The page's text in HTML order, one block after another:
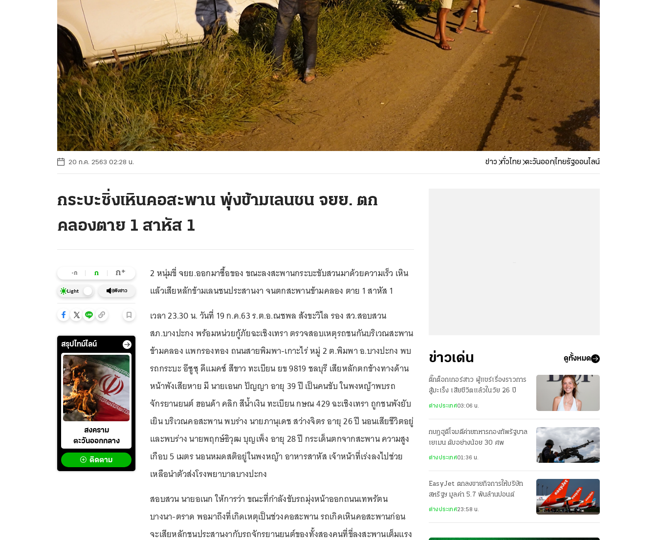
20 ก.ค. 2563 02:28 น. ข่าว ทั่วไทย ตะวันออกไทยรัฐออนไลน์
กระบะซิ่งเหินคอสะพาน พุ่งข้ามเลนชน จยย. ตก
คลองตาย 1 สาหัส 1
-ก ก ก+
Light ฟังข่าว
สรุปไทม์ไลน์
สงคราม
ตะวันออกกลาง
ติดตาม
2 หนุ่มขี่ จยย.ออกมาซื้อของ ขณะลงสะพานกระบะขับสวนมาด้วยความเร็ว เหิน
แล้วเสียหลักข้ามเลนชนประสานงา จนตกสะพานข้ามคลอง ตาย 1 สาหัส 1
เวลา 23.30 น. วันที่ 19 ก.ค.63 ร.ต.อ.ณชพล สังขะวิไล รอง สว.สอบสวน
สภ.บางปะกง พร้อมหน่วยกู้ภัยฉะเชิงเทรา ตรวจสอบเหตุรถชนกันบริเวณสะพาน
ข้ามคลอง แพกรองทอง ถนนสายพิมพา-เกาะไร่ หมู่ 2 ต.พิมพา อ.บางปะกง พบ
รถกระบะ อีซูซุ ดีแมคซ์ สีขาว ทะเบียน ยข 9819 ชลบุรี เสียหลักตกข้างทางด้าน
หน้าพังเสียหาย มี นายเอนก ปัญญา อายุ 39 ปี เป็นคนขับ ในพงหญ้าพบรถ
จักรยานยนต์ ฮอนด้า คลิก สีน้ำเงิน ทะเบียน กษณ 429 ฉะเชิงเทรา ถูกชนพังยับ
เยิน บริเวณคอสะพาน พบร่าง นายภานุเดช สว่างจิตร อายุ 26 ปี นอนเสียชีวิตอยู่
และพบร่าง นายพฤกษ์ธิวุฒ บุญเพ็ง อายุ 28 ปี กระเด็นตกจากสะพาน ความสูง
เกือบ 5 เมตร นอนหมดสติอยู่ในพงหญ้า อาหารสาหัส เจ้าหน้าที่เร่งลงไปช่วย
เหลือนำตัวส่งโรงพยาบาลบางปะกง
สอบสวน นายอเนก ให้การว่า ขณะที่กำลังขับรถมุ่งหน้าออกถนนเทพรัตน
บางนา-ตราด พอมาถึงที่เกิดเหตุเป็นช่วงคอสะพาน รถเกิดเหินคอสะพานก่อน
จะเสียหลักชนประสานงากับรถจักรยานยนต์ของทั้งสองคนที่ขี่ลงสะพานเต็มแรง
ข่าวเด่น ดูทั้งหมด
ติ๊กต็อกเกอร์สาว ผู้แชร์เรื่องราวการ
สู้มะเร็ง เสียชีวิตแล้วในวัย 26 ปี
ต่างประเทศ03:06 น.
กบฏฮูตีโจมตีค่ายทหารกองทัพรัฐบาล
เยเมน ดับอย่างน้อย 30 ศพ
ต่างประเทศ01:36 น.
EasyJet ตกลงขายกิจการให้บริษัท
สหรัฐฯ มูลค่า 5.7 พันล้านปอนด์
ต่างประเทศ23:58 น.